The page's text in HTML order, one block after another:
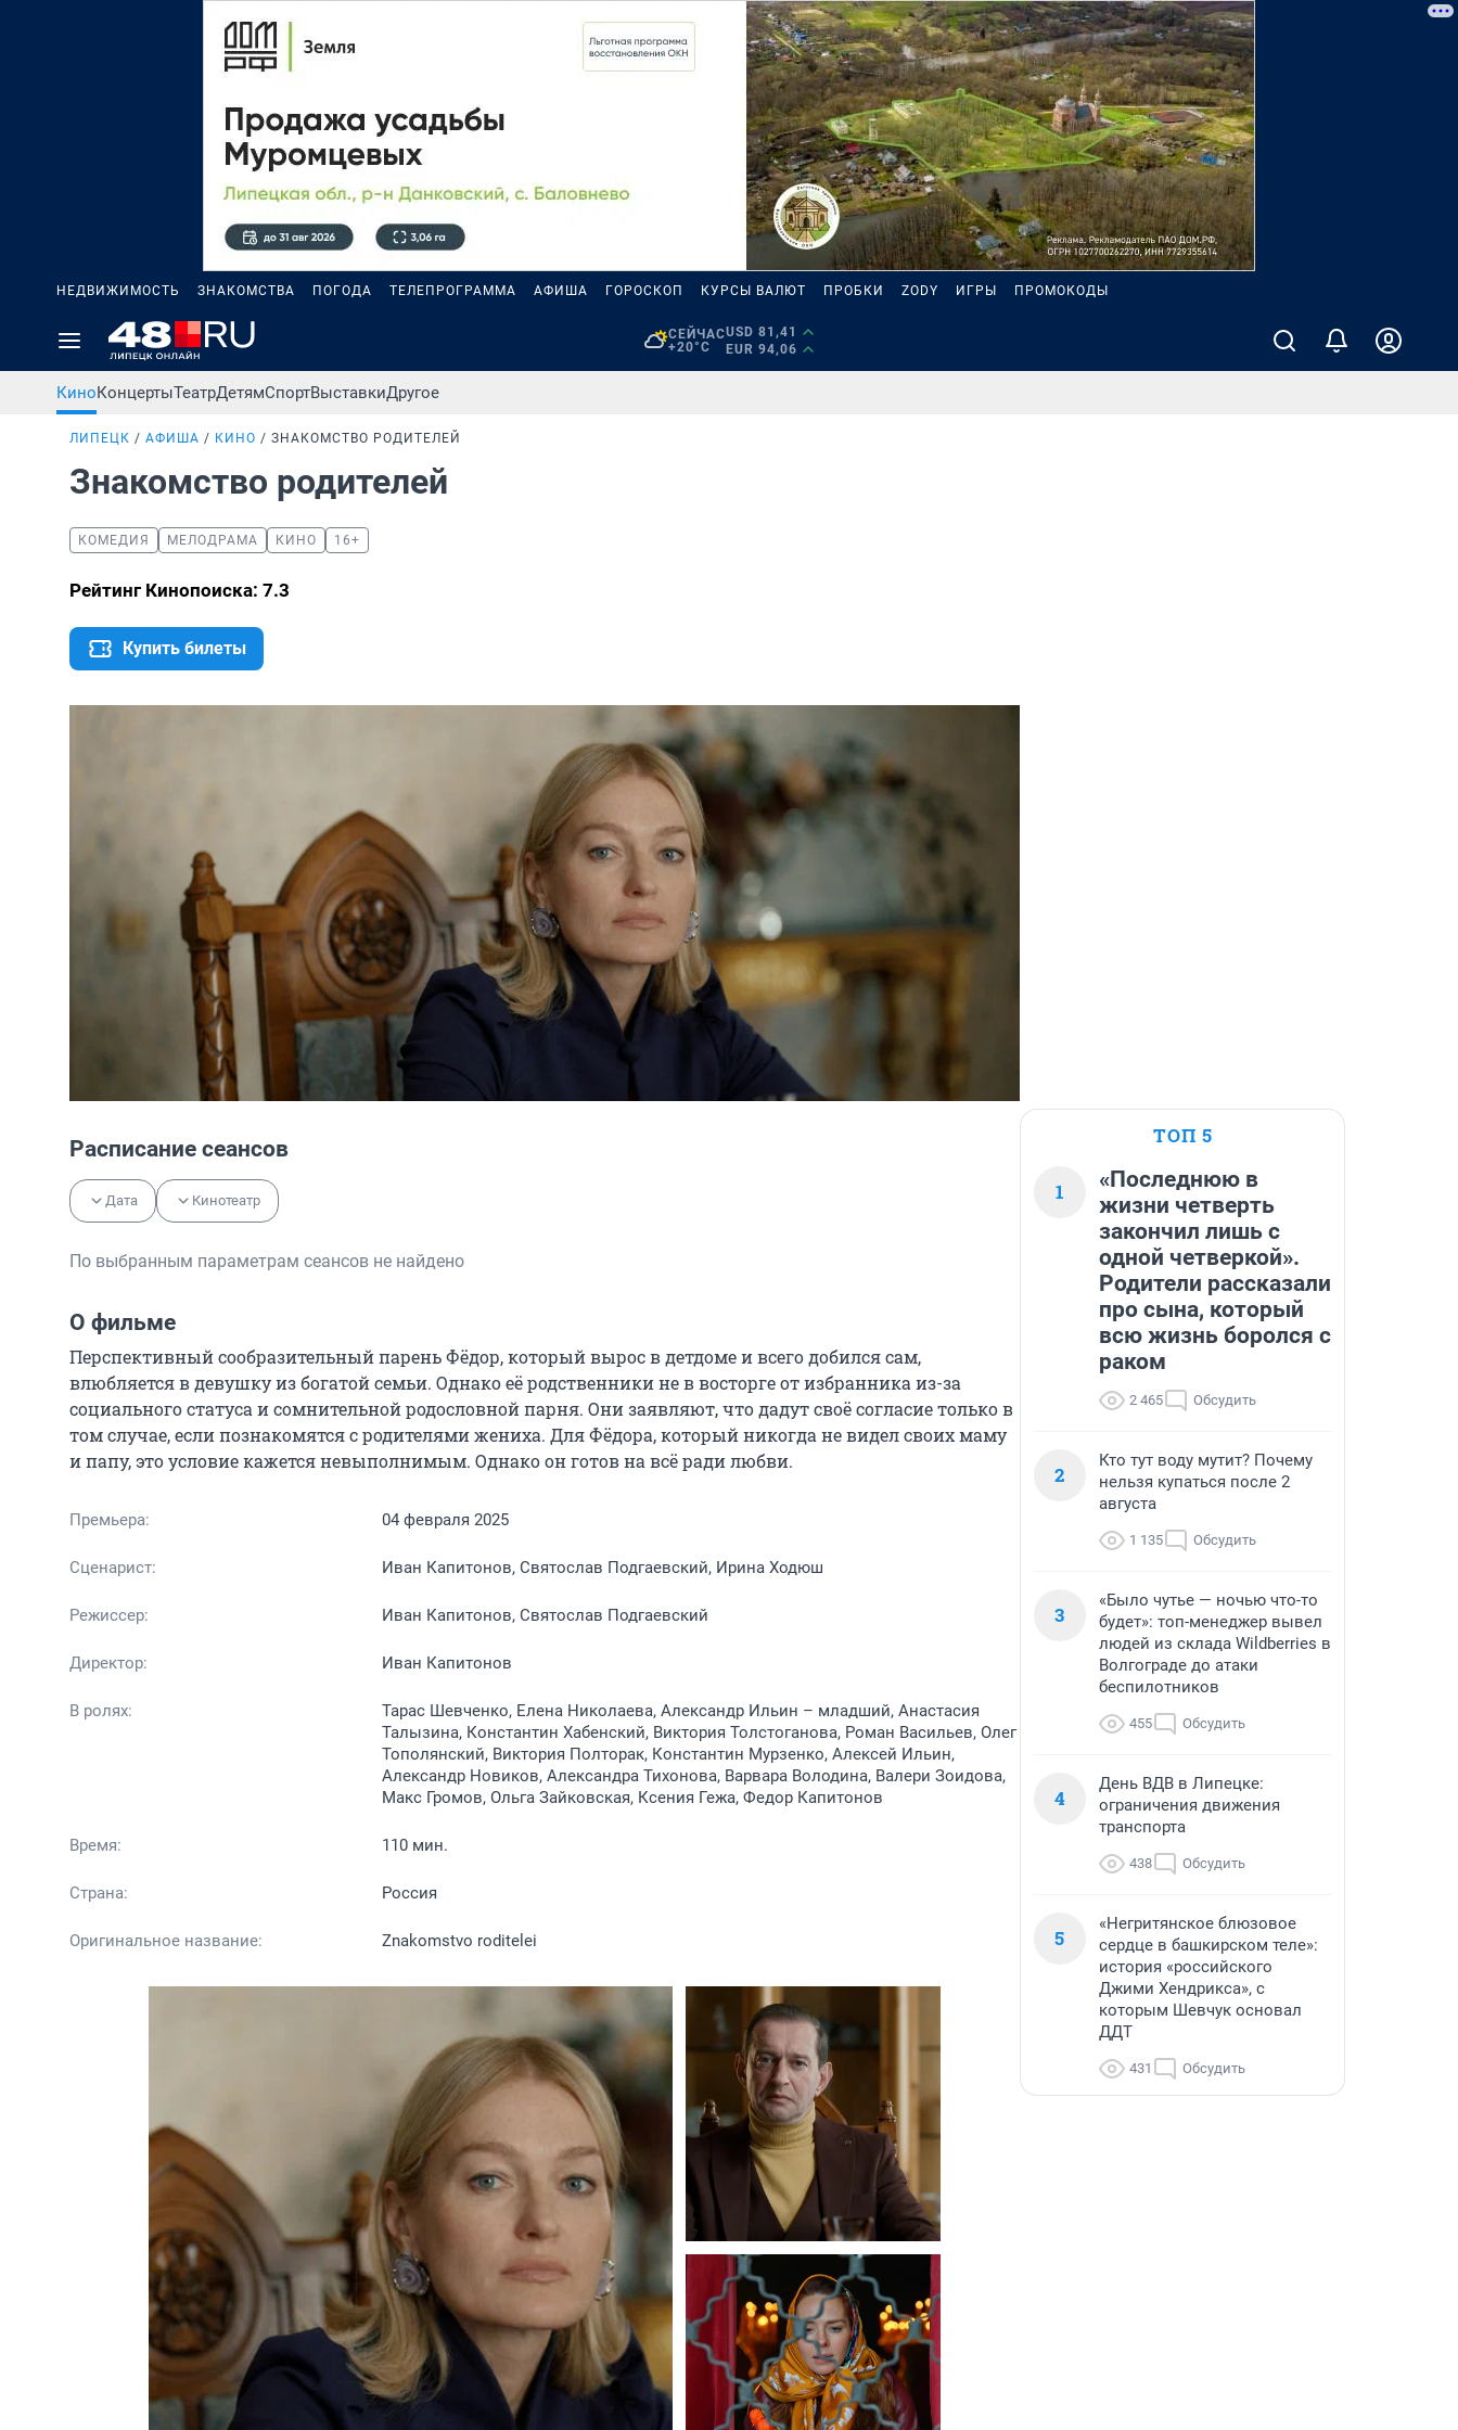
НЕДВИЖИМОСТЬ ЗНАКОМСТВА ПОГОДА ТЕЛЕПРОГРАММА АФИША ГОРОСКОП КУРСЫ ВАЛЮТ ПРОБКИ ZODY ИГРЫ ПРОМОКОДЫ
СЕЙЧАС
+20°C
USD 81,41
EUR 94,06
КиноКонцертыТеатрДетямСпортВыставкиДругое
ЛИПЕЦК АФИША КИНО ЗНАКОМСТВО РОДИТЕЛЕЙ
Знакомство родителей
КОМЕДИЯ МЕЛОДРАМА КИНО 16+
Рейтинг Кинопоиска: 7.3
Купить билеты
Расписание сеансов
Дата Кинотеатр
По выбранным параметрам сеансов не найдено
О фильме
Перспективный сообразительный парень Фёдор, который вырос в детдоме и всего добился сам,
влюбляется в девушку из богатой семьи. Однако её родственники не в восторге от избранника из-за
социального статуса и сомнительной родословной парня. Они заявляют, что дадут своё согласие только в
том случае, если познакомятся с родителями жениха. Для Фёдора, который никогда не видел своих маму
и папу, это условие кажется невыполнимым. Однако он готов на всё ради любви.
Премьера: 04 февраля 2025
Сценарист: Иван Капитонов, Святослав Подгаевский, Ирина Ходюш
Режиссер: Иван Капитонов, Святослав Подгаевский
Директор: Иван Капитонов
В ролях:
Тарас Шевченко, Елена Николаева, Александр Ильин – младший, Анастасия
Талызина, Константин Хабенский, Виктория Толстоганова, Роман Васильев, Олег
Тополянский, Виктория Полторак, Константин Мурзенко, Алексей Ильин,
Александр Новиков, Александра Тихонова, Варвара Володина, Валери Зоидова,
Макс Громов, Ольга Зайковская, Ксения Гежа, Федор Капитонов
Время: 110 мин.
Страна: Россия
Оригинальное название: Znakomstvo roditelei
ТОП 5
1
«Последнюю в
жизни четверть
закончил лишь с
одной четверкой».
Родители рассказали
про сына, который
всю жизнь боролся с
раком
2 465 Обсудить
2
Кто тут воду мутит? Почему
нельзя купаться после 2
августа
1 135 Обсудить
3
«Было чутье — ночью что-то
будет»: топ-менеджер вывел
людей из склада Wildberries в
Волгограде до атаки
беспилотников
455 Обсудить
4
День ВДВ в Липецке:
ограничения движения
транспорта
438 Обсудить
5
«Негритянское блюзовое
сердце в башкирском теле»:
история «российского
Джими Хендрикса», с
которым Шевчук основал
ДДТ
431 Обсудить